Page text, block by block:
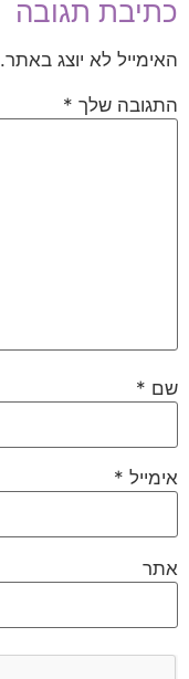
כתיבת תגובה
האימייל לא יוצג באתר.
התגובה שלך *
שם *
אימייל *
אתר